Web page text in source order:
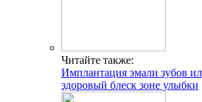
Читайте также:
Имплантация эмали зубов
здоровый блеск зоне улыбки